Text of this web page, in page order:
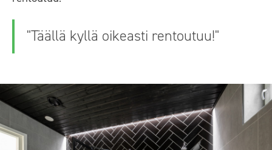
"Täällä kyllä oikeasti rentoutuu!"